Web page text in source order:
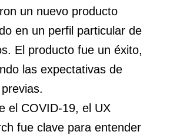
un nuevo producto
en un perfil particular de
El producto fue un éxito,
las expectativas de
el COVID-19, el UX
fue clave para entender